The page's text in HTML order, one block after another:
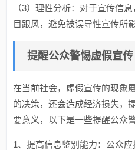
（3）理性分析：对于宣传信
目跟风，避免被误导性宣传所影
提醒公众警惕虚假宣传
在当前社会，虚假宣传的现象
的决策，还会造成经济损失，
要意义，以下是一些提醒公众
1、提高信息鉴别能力：公众